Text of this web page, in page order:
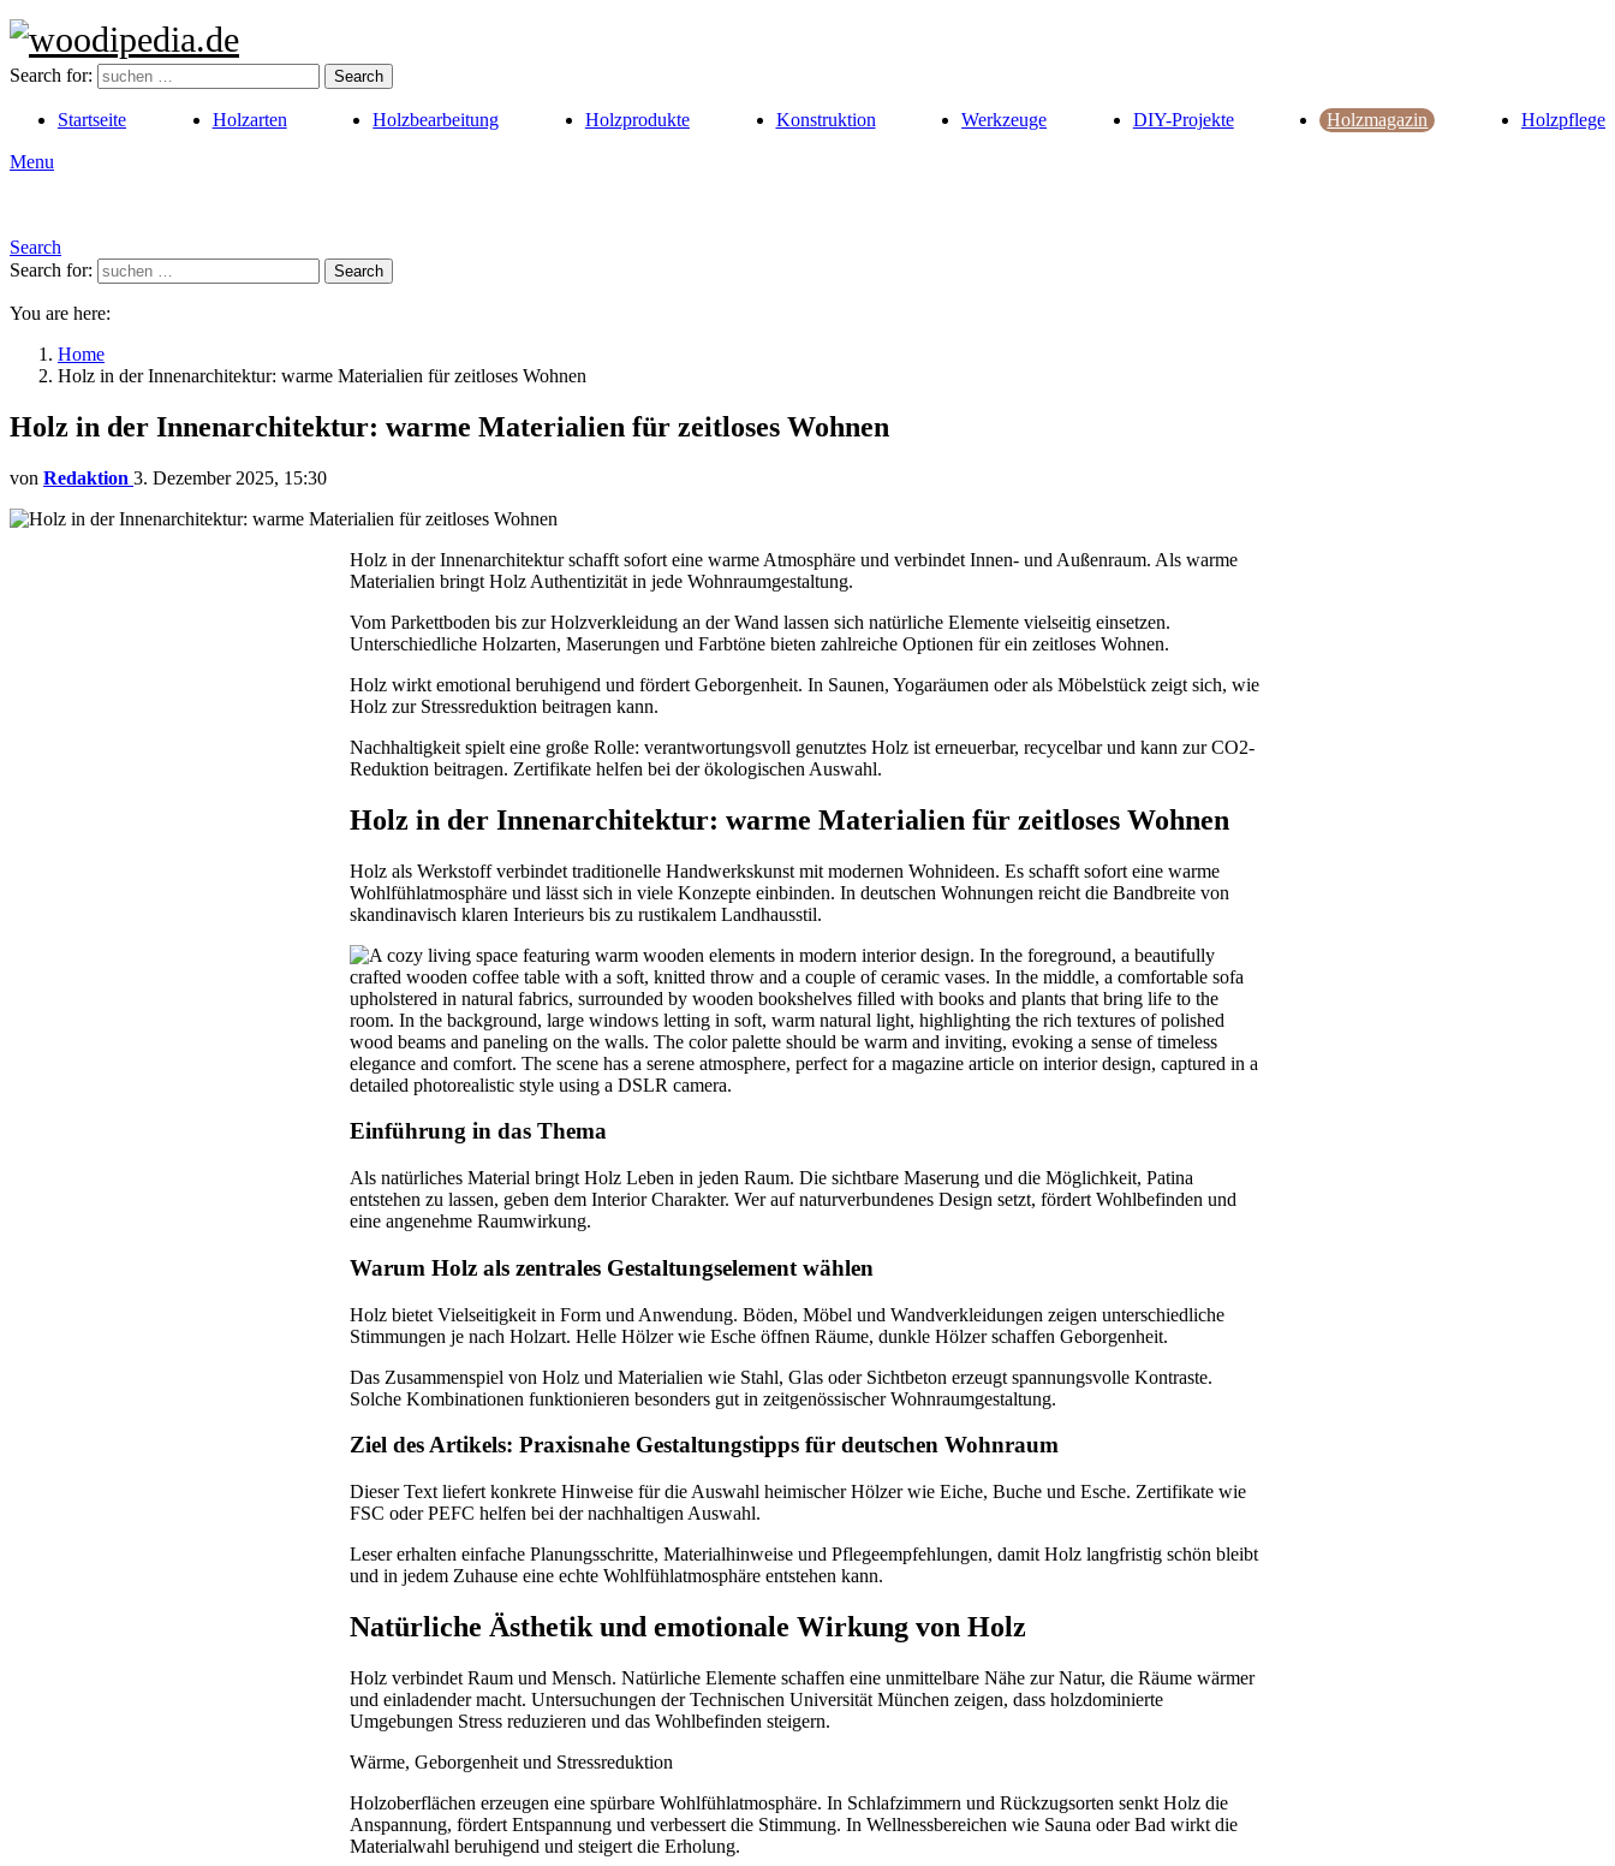
Search for: Search
Startseite Holzarten Holzbearbeitung Holzprodukte Konstruktion Werkzeuge DIY-Projekte Holzmagazin Holzpflege
Menu
Search
Search for:
Search
You are here:
Home
Holz in der Innenarchitektur: warme Materialien für zeitloses Wohnen
Holz in der Innenarchitektur: warme Materialien für zeitloses Wohnen
von Redaktion 3. Dezember 2025, 15:30
Holz in der Innenarchitektur schafft sofort eine warme Atmosphäre und verbindet Innen- und Außenraum. Als warme
Materialien bringt Holz Authentizität in jede Wohnraumgestaltung.
Vom Parkettboden bis zur Holzverkleidung an der Wand lassen sich natürliche Elemente vielseitig einsetzen.
Unterschiedliche Holzarten, Maserungen und Farbtöne bieten zahlreiche Optionen für ein zeitloses Wohnen.
Holz wirkt emotional beruhigend und fördert Geborgenheit. In Saunen, Yogaräumen oder als Möbelstück zeigt sich, wie
Holz zur Stressreduktion beitragen kann.
Nachhaltigkeit spielt eine große Rolle: verantwortungsvoll genutztes Holz ist erneuerbar, recycelbar und kann zur CO2-
Reduktion beitragen. Zertifikate helfen bei der ökologischen Auswahl.
Holz in der Innenarchitektur: warme Materialien für zeitloses Wohnen
Holz als Werkstoff verbindet traditionelle Handwerkskunst mit modernen Wohnideen. Es schafft sofort eine warme
Wohlfühlatmosphäre und lässt sich in viele Konzepte einbinden. In deutschen Wohnungen reicht die Bandbreite von
skandinavisch klaren Interieurs bis zu rustikalem Landhausstil.
Einführung in das Thema
Als natürliches Material bringt Holz Leben in jeden Raum. Die sichtbare Maserung und die Möglichkeit, Patina
entstehen zu lassen, geben dem Interior Charakter. Wer auf naturverbundenes Design setzt, fördert Wohlbefinden und
eine angenehme Raumwirkung.
Warum Holz als zentrales Gestaltungselement wählen
Holz bietet Vielseitigkeit in Form und Anwendung. Böden, Möbel und Wandverkleidungen zeigen unterschiedliche
Stimmungen je nach Holzart. Helle Hölzer wie Esche öffnen Räume, dunkle Hölzer schaffen Geborgenheit.
Das Zusammenspiel von Holz und Materialien wie Stahl, Glas oder Sichtbeton erzeugt spannungsvolle Kontraste.
Solche Kombinationen funktionieren besonders gut in zeitgenössischer Wohnraumgestaltung.
Ziel des Artikels: Praxisnahe Gestaltungstipps für deutschen Wohnraum
Dieser Text liefert konkrete Hinweise für die Auswahl heimischer Hölzer wie Eiche, Buche und Esche. Zertifikate wie
FSC oder PEFC helfen bei der nachhaltigen Auswahl.
Leser erhalten einfache Planungsschritte, Materialhinweise und Pflegeempfehlungen, damit Holz langfristig schön bleibt
und in jedem Zuhause eine echte Wohlfühlatmosphäre entstehen kann.
Natürliche Ästhetik und emotionale Wirkung von Holz
Holz verbindet Raum und Mensch. Natürliche Elemente schaffen eine unmittelbare Nähe zur Natur, die Räume wärmer
und einladender macht. Untersuchungen der Technischen Universität München zeigen, dass holzdominierte
Umgebungen Stress reduzieren und das Wohlbefinden steigern.
Wärme, Geborgenheit und Stressreduktion
Holzoberflächen erzeugen eine spürbare Wohlfühlatmosphäre. In Schlafzimmern und Rückzugsorten senkt Holz die
Anspannung, fördert Entspannung und verbessert die Stimmung. In Wellnessbereichen wie Sauna oder Bad wirkt die
Materialwahl beruhigend und steigert die Erholung.